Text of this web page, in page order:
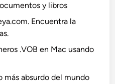
y libros
Encuentra la
.VOB en Mac usando
más absurdo del mundo